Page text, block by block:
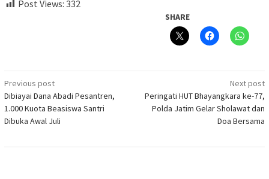
Post Views: 332
SHARE
Post
navigation
Previous post
Dibiayai Dana Abadi Pesantren,
1.000 Kuota Beasiswa Santri
Dibuka Awal Juli
Next post
Peringati HUT Bhayangkara ke-77,
Polda Jatim Gelar Sholawat dan
Doa Bersama